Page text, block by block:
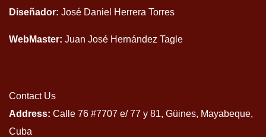
Diseñador: José Daniel Herrera Torres
WebMaster: Juan José Hernández Tagle
Contact Us
Address: Calle 76 #7707 e/ 77 y 81, Güines, Mayabeque,
Cuba